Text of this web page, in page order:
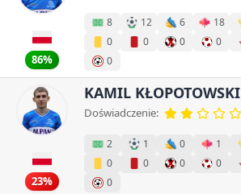
86%
8 12 6 18
0
0 0 0
0
23%
KAMIL KŁOPOTOWSKI
Doświadczenie:
2 1 0 1
0
0 0 0
0